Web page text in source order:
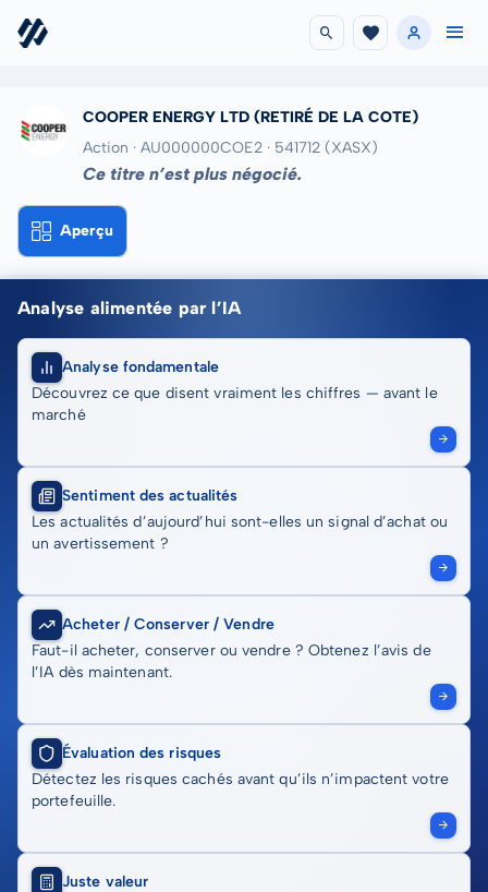
COOPER ENERGY LTD (RETIRÉ DE LA COTE)
Action · AU000000COE2 · 541712 (XASX)
Ce titre n’est plus négocié.
Aperçu
Analyse alimentée par l’IA
Analyse fondamentale
Découvrez ce que disent vraiment les chiffres — avant le
marché
Sentiment des actualités
Les actualités d’aujourd’hui sont-elles un signal d’achat ou
un avertissement ?
Acheter / Conserver / Vendre
Faut-il acheter, conserver ou vendre ? Obtenez l’avis de
l’IA dès maintenant.
Évaluation des risques
Détectez les risques cachés avant qu’ils n’impactent votre
portefeuille.
Juste valeur